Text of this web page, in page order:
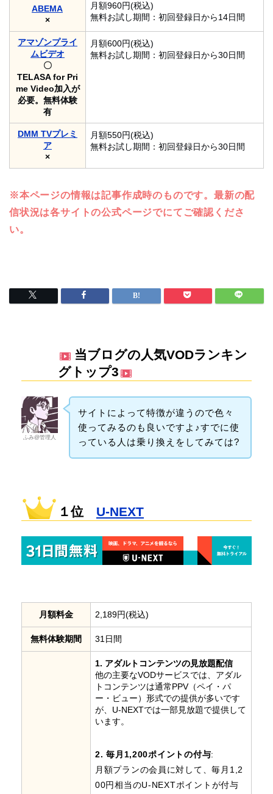
ABEMA
×
月額960円(税込)
無料お試し期間：初回登録日から14日間
アマゾンプライ
ムビデオ
〇
TELASA for Pri
me Video加入が
必要。無料体験
有
月額600円(税込)
無料お試し期間：初回登録日から30日間
DMM TVプレミ
ア
×
月額550円(税込)
無料お試し期間：初回登録日から30日間
※本ページの情報は記事作成時のものです。最新の配
信状況は各サイトの公式ページでにてご確認くださ
い。
当ブログの人気VODランキン
グトップ3
ふみ@管理人
サイトによって特徴が違うので色々
使ってみるのも良いですよ♪すでに使
っている人は乗り換えをしてみては?
１位 U-NEXT
月額料金 2,189円(税込)
無料体験期間 31日間
1. アダルトコンテンツの見放題配信
他の主要なVODサービスでは、アダル
トコンテンツは通常PPV（ペイ・パ
ー・ビュー）形式での提供が多いです
が、U-NEXTでは一部見放題で提供して
います。
2. 毎月1,200ポイントの付与:
月額プランの会員に対して、毎月1,2
00円相当のU-NEXTポイントが付与